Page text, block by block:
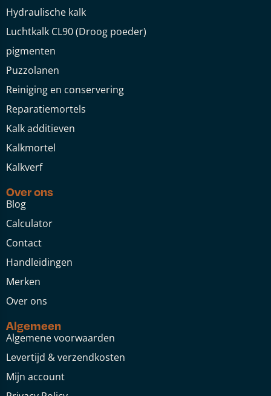
Hydraulische kalk
Luchtkalk CL90 (Droog poeder)
pigmenten
Puzzolanen
Reiniging en conservering
Reparatiemortels
Kalk additieven
Kalkmortel
Kalkverf
Over ons
Blog
Calculator
Contact
Handleidingen
Merken
Over ons
Algemeen
Algemene voorwaarden
Levertijd & verzendkosten
Mijn account